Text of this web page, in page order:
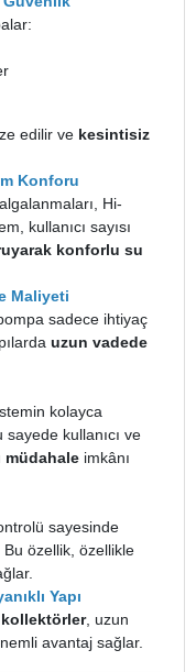
edilir ve kesintisiz
Konforu
Hi-
kullanıcı sayısı
konforlu su
Maliyeti
sadece ihtiyaç
uzun vadede
kolayca
kullanıcı ve
müdahale imkânı
sayesinde
Bu özellik, özellikle
Yapı
, uzun
avantaj sağlar.